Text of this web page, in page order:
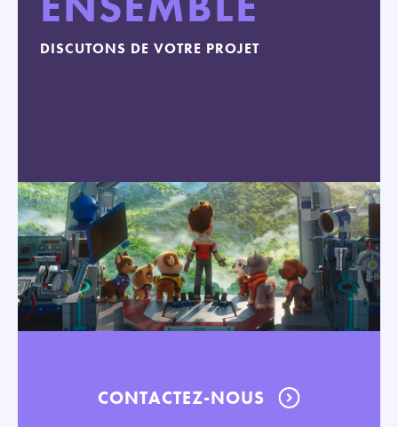
DISCUTONS DE VOTRE PROJET
CONTACTEZ-NOUS